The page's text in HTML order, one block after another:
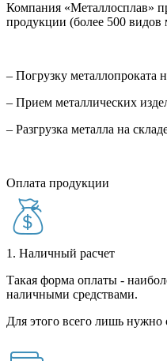
Компания «Металлосплав»
продукции (более 500
– Погрузку металлопроката
– Прием металлических
– Разгрузка металла на
Оплата продукции
1. Наличный расчет
Такая форма оплаты -
наличными средствами.
Для этого всего лишь нужно